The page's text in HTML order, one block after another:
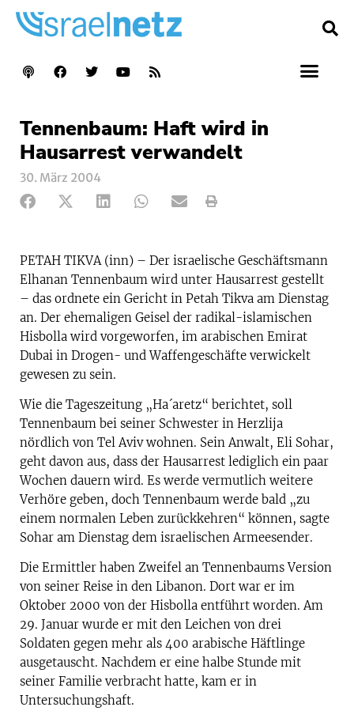
Tennenbaum: Haft wird in
Hausarrest verwandelt
30. März 2004
PETAH TIKVA (inn) – Der israelische Geschäftsmann
Elhanan Tennenbaum wird unter Hausarrest gestellt
– das ordnete ein Gericht in Petah Tikva am Dienstag
an. Der ehemaligen Geisel der radikal-islamischen
Hisbolla wird vorgeworfen, im arabischen Emirat
Dubai in Drogen- und Waffengeschäfte verwickelt
gewesen zu sein.
Wie die Tageszeitung „Ha´aretz“ berichtet, soll
Tennenbaum bei seiner Schwester in Herzlija
nördlich von Tel Aviv wohnen. Sein Anwalt, Eli Sohar,
geht davon aus, dass der Hausarrest lediglich ein paar
Wochen dauern wird. Es werde vermutlich weitere
Verhöre geben, doch Tennenbaum werde bald „zu
einem normalen Leben zurückkehren“ können, sagte
Sohar am Dienstag dem israelischen Armeesender.
Die Ermittler haben Zweifel an Tennenbaums Version
von seiner Reise in den Libanon. Dort war er im
Oktober 2000 von der Hisbolla entführt worden. Am
29. Januar wurde er mit den Leichen von drei
Soldaten gegen mehr als 400 arabische Häftlinge
ausgetauscht. Nachdem er eine halbe Stunde mit
seiner Familie verbracht hatte, kam er in
Untersuchungshaft.